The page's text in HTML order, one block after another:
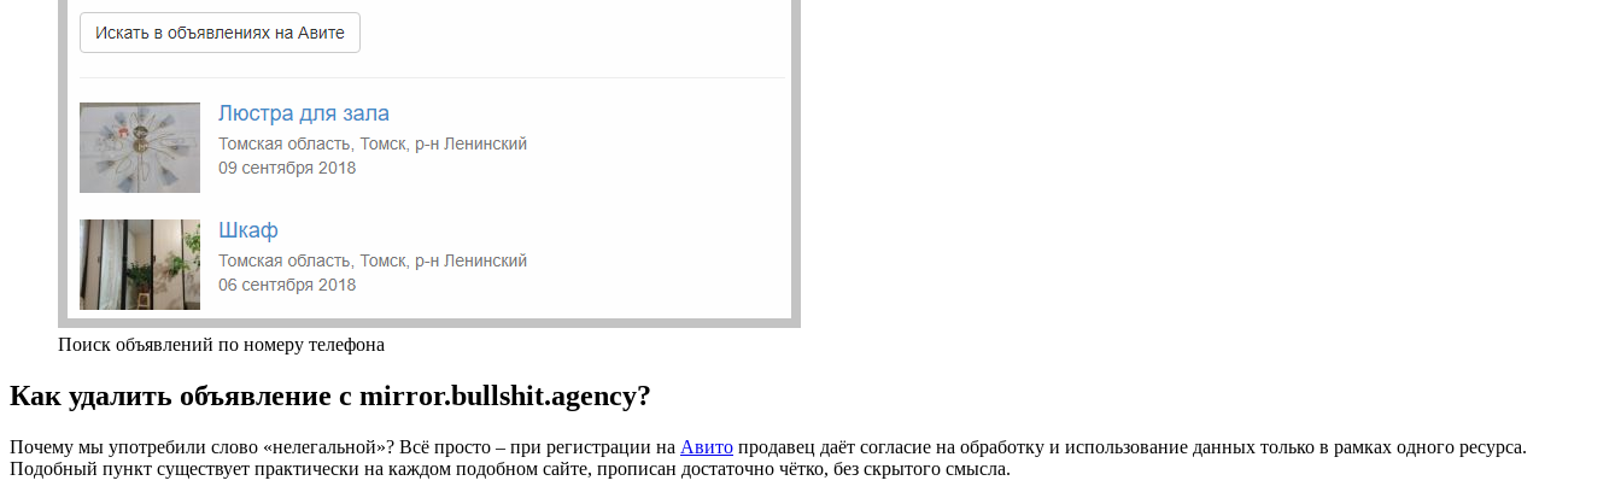
Поиск объявлений по номеру телефона
Как удалить объявление с mirror.bullshit.agency?
Почему мы употребили слово «нелегальной»? Всё просто – при регистрации на Авито продавец даёт согласие на обработку и использование данных только в рамках одного ресурса.
Подобный пункт существует практически на каждом подобном сайте, прописан достаточно чётко, без скрытого смысла.